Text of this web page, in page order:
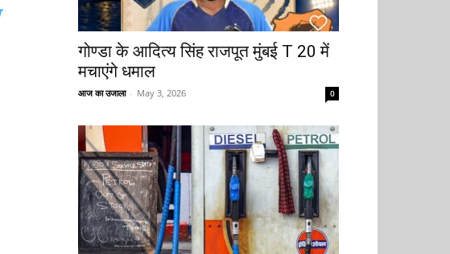
गोण्डा के आदित्य सिंह राजपूत मुंबई T 20 में
मचाएंगे धमाल
आज का उजाला - May 3, 2026 0